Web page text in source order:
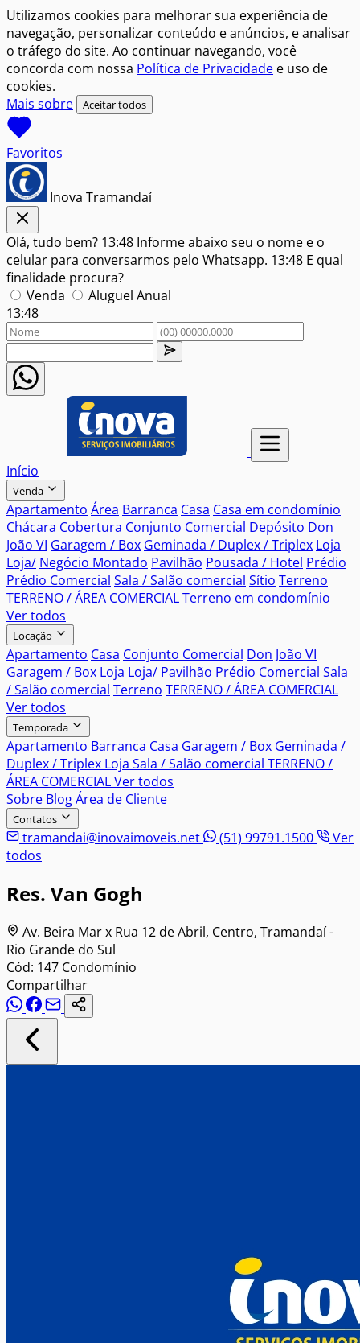
Utilizamos cookies para melhorar sua experiência de
navegação, personalizar conteúdo e anúncios, e analisar
o tráfego do site. Ao continuar navegando, você
concorda com nossa Política de Privacidade e uso de
cookies.
Mais sobre
Aceitar todos
Favoritos
Inova Tramandaí
Olá, tudo bem? 13:48 Informe abaixo seu o nome e o
celular para conversarmos pelo Whatsapp. 13:48 E qual
finalidade procura?
Venda
Aluguel Anual
13:48
Início
Venda
Apartamento Área Barranca Casa Casa em condomínio
Chácara Cobertura Conjunto Comercial Depósito Don
João VI Garagem / Box Geminada / Duplex / Triplex Loja
Loja/ Negócio Montado Pavilhão Pousada / Hotel Prédio
Prédio Comercial Sala / Salão comercial Sítio Terreno
TERRENO / ÁREA COMERCIALTerreno em condomínio
Ver todos
Locação
Apartamento Casa Conjunto Comercial Don João VI
Garagem / Box Loja Loja/ Pavilhão Prédio Comercial Sala
/ Salão comercial Terreno TERRENO / ÁREA COMERCIAL
Ver todos
Temporada
Apartamento Barranca Casa Garagem / Box Geminada /
Duplex / Triplex Loja Sala / Salão comercial TERRENO /
ÁREA COMERCIALVer todos
Sobre BlogÁrea de Cliente
Contatos
tramandai@inovaimoveis.net (51) 99791.1500
Ver
todos
Res. Van Gogh
Av. Beira Mar x Rua 12 de Abril, Centro, Tramandaí -
Rio Grande do Sul
Cód: 147 Condomínio
Compartilhar